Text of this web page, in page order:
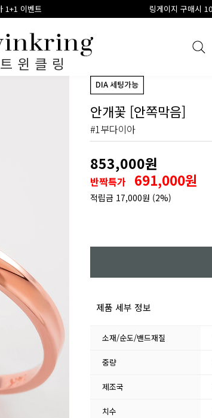
링게이지 구매시 100% 적립금 환급
트윈클링
안개꽃 [안쪽막음]
#1부다이아
853,000원
반짝특가 691,000원
적립금 17,000원 (2%)
제품 세부 정보
소재/순도/밴드재질
중량
제조국
치수